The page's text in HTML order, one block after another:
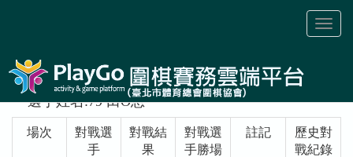
Toggle
選手姓名:79 田O恩
場次
對戰選
手
對戰結
果
對戰選
手勝場
註記
歷史對
戰紀錄